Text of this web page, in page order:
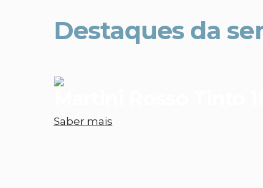
Destaques da
Saber mais